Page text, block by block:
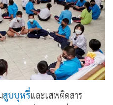
สูบบุหรี่และเสพติดสาร